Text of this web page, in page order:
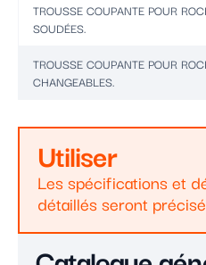
TROUSSE COUPANTE POUR
SOUDÉES.
TROUSSE COUPANTE POUR
CHANGEABLES.
Utiliser
Les spécifications et
détaillés seront